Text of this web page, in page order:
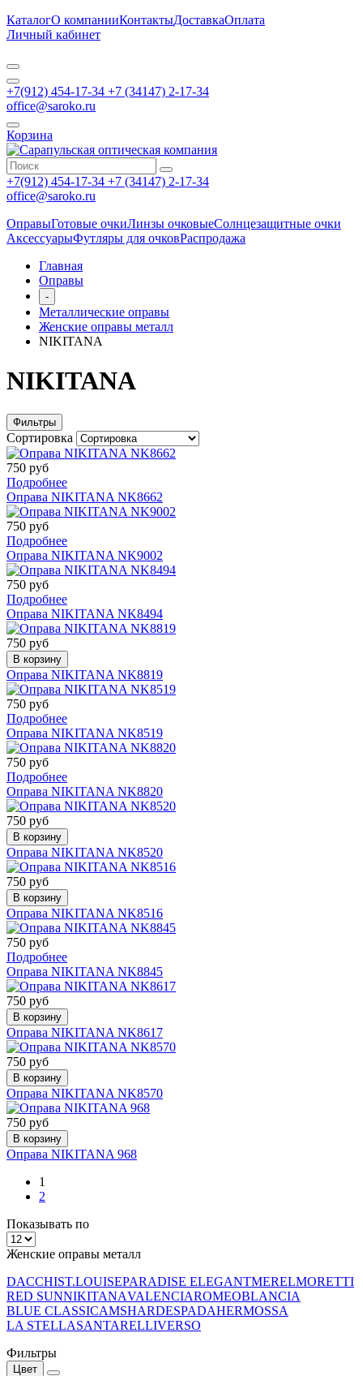
КаталогО компанииКонтактыДоставкаОплата
Личный кабинет
+7(912) 454-17-34 +7 (34147) 2-17-34
office@saroko.ru
Корзина
+7(912) 454-17-34 +7 (34147) 2-17-34
office@saroko.ru
ОправыГотовые очкиЛинзы очковыеСолнцезащитные очки
АксессуарыФутляры для очковРаспродажа
Главная
Оправы
-
Металлические оправы
Женские оправы металл
NIKITANA
NIKITANA
Фильтры
Сортировка
750 руб
Подробнее
Оправа NIKITANA NK8662
750 руб
Подробнее
Оправа NIKITANA NK9002
750 руб
Подробнее
Оправа NIKITANA NK8494
750 руб
В корзину
Оправа NIKITANA NK8819
750 руб
Подробнее
Оправа NIKITANA NK8519
750 руб
Подробнее
Оправа NIKITANA NK8820
750 руб
В корзину
Оправа NIKITANA NK8520
750 руб
В корзину
Оправа NIKITANA NK8516
750 руб
Подробнее
Оправа NIKITANA NK8845
750 руб
В корзину
Оправа NIKITANA NK8617
750 руб
В корзину
Оправа NIKITANA NK8570
750 руб
В корзину
Оправа NIKITANA 968
1
2
Показывать по
Женские оправы металл
DACCHIST.LOUISEPARADISE ELEGANTMERELMORETTI
RED SUNNIKITANAVALENCIAROMEOBLANCIA
BLUE CLASSICAMSHARDESPADAHERMOSSA
LA STELLASANTARELLIVERSO
Фильтры
Цвет